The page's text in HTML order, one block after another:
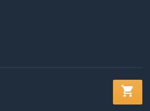
shopping_cart